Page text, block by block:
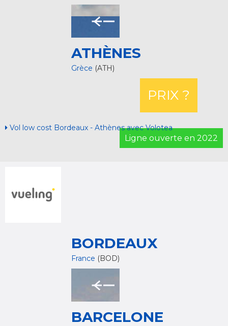
ATHÈNES
Grèce (ATH)
PRIX ?
Vol low cost Bordeaux - Athènes avec Volotea
Ligne ouverte en 2022
BORDEAUX
France (BOD)
BARCELONE